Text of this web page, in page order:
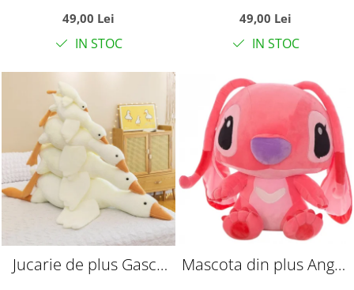
mov
49,00 Lei
IN STOC
49,00 Lei
IN STOC
Jucarie de plus Gasca
Mascota din plus Angel,